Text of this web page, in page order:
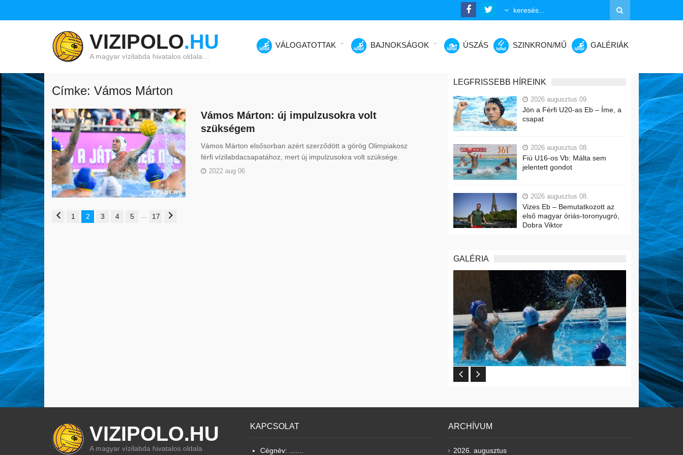
VIZIPOLO.HU
A magyar vízilabda hivatalos oldala…
VÁLOGATOTTAK BAJNOKSÁGOK ÚSZÁS SZINKRON/MŰ GALÉRIÁK
Címke: Vámos Márton
Vámos Márton: új impulzusokra volt
szükségem
Vámos Márton elsősorban azért szerződött a görög Olimpiakosz
férfi vízilabdacsapatához, mert új impulzusokra volt szüksége.
2022 aug 06
1 2 3 4 5 17
LEGFRISSEBB HÍREINK
2026 augusztus 09.
Jön a Férfi U20-as Eb – Íme, a
csapat
2026 augusztus 08.
Fiú U16-os Vb: Málta sem
jelentett gondot
2026 augusztus 08.
Vizes Eb – Bemutatkozott az
első magyar óriás-toronyugró,
Dobra Viktor
GALÉRIA
VIZIPOLO.HU
A magyar vízilabda hivatalos oldala
KAPCSOLAT
Cégnév: .......
ARCHÍVUM
2026. augusztus